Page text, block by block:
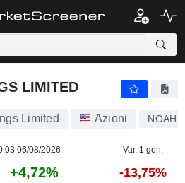
LIMITED
Limited Azioni NOAH
06/08/2026 Var. 1 gen.
+4,72% -13,75%